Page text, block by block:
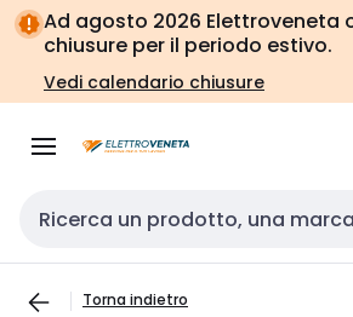
Vai alla
navigazione
Vai
alla
pagina
Ad agosto 2026 Elettroveneta
chiusure per il periodo estivo.
Vedi calendario chiusure
Cerca input
Torna indietro